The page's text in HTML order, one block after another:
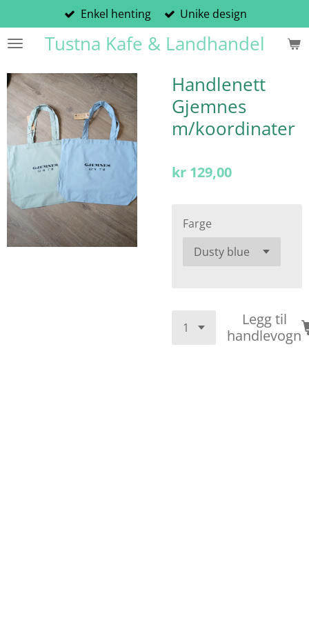
til
hovedinnholdTustna Kafe & Landhandel
Enkel henting Unike design
Handlenett
Gjemnes
m/koordinater
kr 129,00
Farge
Legg til
handlevogn